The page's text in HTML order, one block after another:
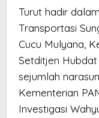
Turut hadir
Transportasi
Cucu Mulyana,
Setditjen
sejumlah
Kementerian
Investigasi